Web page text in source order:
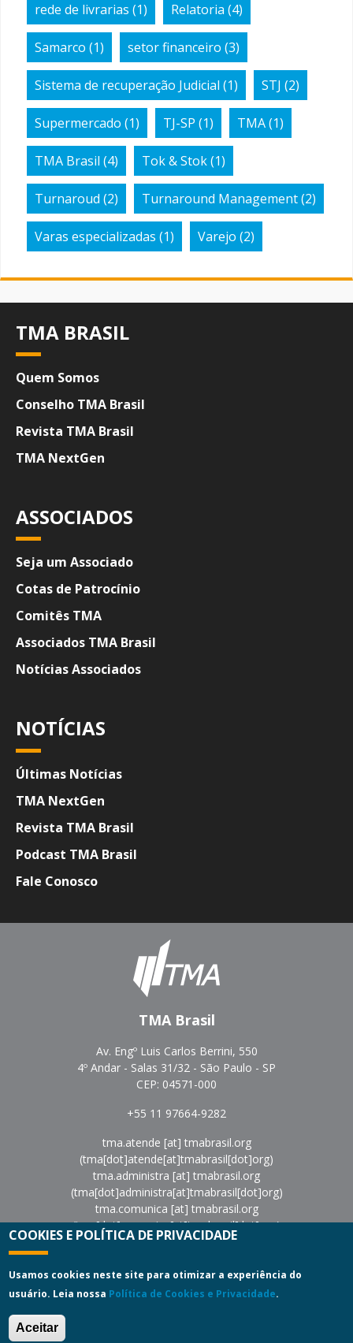
rede de livrarias (1) Relatoria (4)
Samarco (1) setor financeiro (3)
Sistema de recuperação Judicial (1) STJ (2)
Supermercado (1) TJ-SP (1) TMA(1)
TMA Brasil (4) Tok & Stok(1)
Turnaroud (2) Turnaround Management(2)
Varas especializadas (1) Varejo (2)
TMA BRASIL
Quem Somos
Conselho TMA Brasil
Revista TMA Brasil
TMA NextGen
ASSOCIADOS
Seja um Associado
Cotas de Patrocínio
Comitês TMA
Associados TMA Brasil
Notícias Associados
NOTÍCIAS
Últimas Notícias
TMA NextGen
Revista TMA Brasil
Podcast TMA Brasil
Fale Conosco
TMA Brasil
Av. Engº Luis Carlos Berrini, 550
4º Andar - Salas 31/32 - São Paulo - SP
CEP: 04571-000
+55 11 97664-9282
tma.atende [at] tmabrasil.org
(tma[dot]atende[at]tmabrasil[dot]org)
tma.administra [at] tmabrasil.org
(tma[dot]administra[at]tmabrasil[dot]org)
tma.comunica [at] tmabrasil.org
(tma[dot]comunica[at]tmabrasil[dot]org)
eventos [at]tmabrasil.org(eventos[at]tmabrasil[dot]org)
Política de Privacidade|Termos de Uso
Copyright © 2022Turnaround Management Association do
COOKIES E POLÍTICA DE PRIVACIDADE
Usamos cookies neste site para otimizar a experiência do
usuário. Leia nossa Política de Cookies e Privacidade.
Aceitar